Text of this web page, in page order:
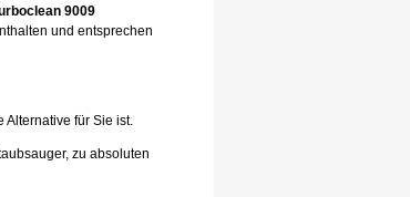
9009
und entsprechen
Alternative für Sie ist.
zu absoluten